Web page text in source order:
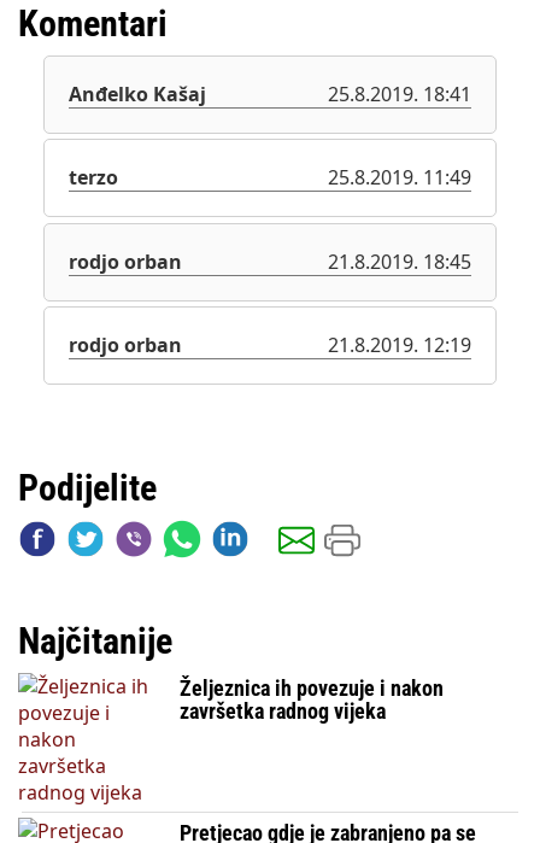
Komentari
Anđelko Kašaj 25.8.2019. 18:41
terzo 25.8.2019. 11:49
rodjo orban 21.8.2019. 18:45
rodjo orban 21.8.2019. 12:19
Podijelite
Najčitanije
Željeznica ih povezuje i nakon
završetka radnog vijeka
Pretjecao gdje je zabranjeno pa se